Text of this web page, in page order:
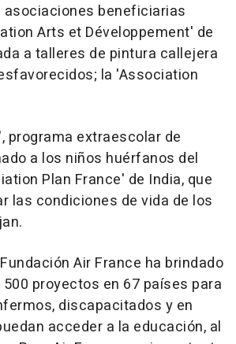
asociaciones beneficiarias
Arts et Développement' de
a talleres de pintura callejera
la 'Association
programa extraescolar de
a los niños huérfanos del
Plan France' de India, que
las condiciones de vida de los
Air France ha brindado
proyectos en 67 países para
discapacitados y en
acceder a la educación, al